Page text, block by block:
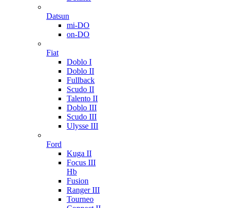
Datsun
mi-DO
on-DO
Fiat
Doblo I
Doblo II
Fullback
Scudo II
Talento II
Doblo III
Scudo III
Ulysse III
Ford
Kuga II
Focus III
Hb
Fusion
Ranger III
Tourneo